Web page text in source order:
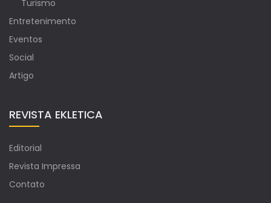
Turismo
Entretenimento
Eventos
Social
Artigo
REVISTA EKLETICA
Editorial
Revista Impressa
Contato